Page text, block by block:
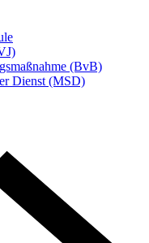
(BvB)
Dienst (MSD)